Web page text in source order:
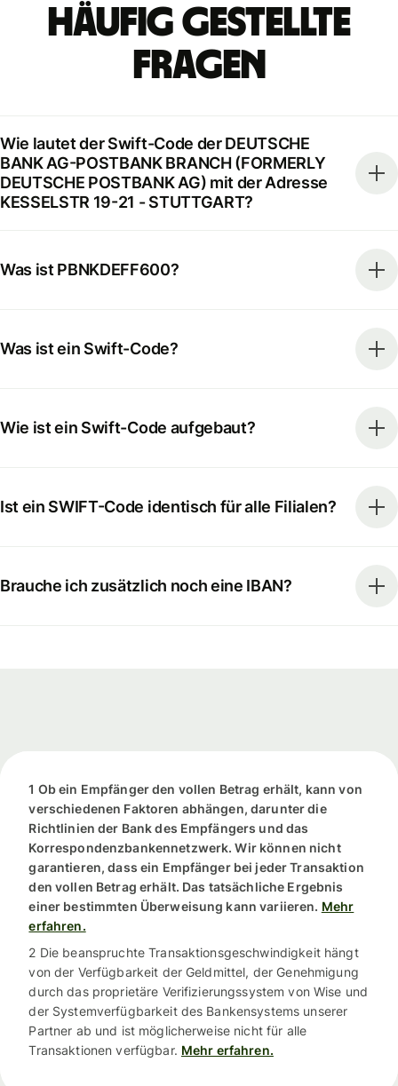
Häufig gestellte
Fragen
Wie lautet der Swift-Code der DEUTSCHE
BANK AG-POSTBANK BRANCH (FORMERLY
DEUTSCHE POSTBANK AG) mit der Adresse
KESSELSTR 19-21 - STUTTGART?
Was ist PBNKDEFF600?
Was ist ein Swift-Code?
Wie ist ein Swift-Code aufgebaut?
Ist ein SWIFT-Code identisch für alle Filialen?
Brauche ich zusätzlich noch eine IBAN?
1 Ob ein Empfänger den vollen Betrag erhält, kann von
verschiedenen Faktoren abhängen, darunter die
Richtlinien der Bank des Empfängers und das
Korrespondenzbankennetzwerk. Wir können nicht
garantieren, dass ein Empfänger bei jeder Transaktion
den vollen Betrag erhält. Das tatsächliche Ergebnis
einer bestimmten Überweisung kann variieren. Mehr
erfahren.
2 Die beanspruchte Transaktionsgeschwindigkeit hängt
von der Verfügbarkeit der Geldmittel, der Genehmigung
durch das proprietäre Verifizierungssystem von Wise und
der Systemverfügbarkeit des Bankensystems unserer
Partner ab und ist möglicherweise nicht für alle
Transaktionen verfügbar. Mehr erfahren.